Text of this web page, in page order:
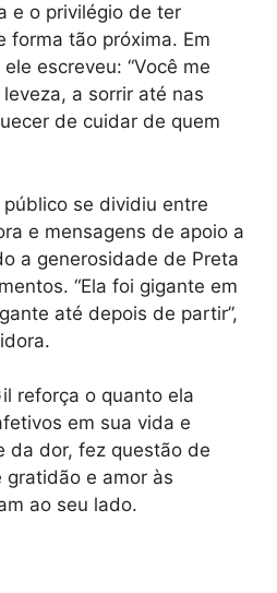
e o privilégio de ter
forma tão próxima. Em
escreveu: “Você me
a sorrir até nas
de cuidar de quem
se dividiu entre
e mensagens de apoio a
a generosidade de Preta
“Ela foi gigante em
até depois de partir”,
reforça o quanto ela
em sua vida e
da dor, fez questão de
e amor às
ao seu lado.